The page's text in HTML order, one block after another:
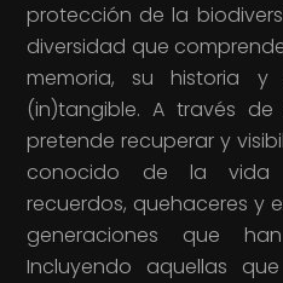
protección de la
diversidad que
memoria, su historia y
(in)tangible. A través de
pretende recuperar y
conocido de la vida
recuerdos, quehaceres y
generaciones que
Incluyendo aquellas